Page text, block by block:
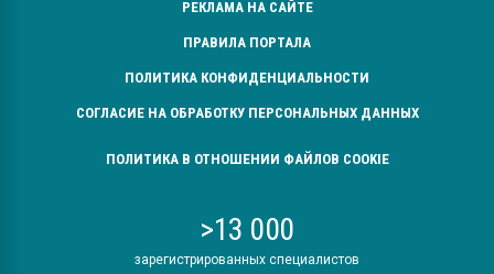
РЕКЛАМА НА САЙТЕ
ПРАВИЛА ПОРТАЛА
ПОЛИТИКА КОНФИДЕНЦИАЛЬНОСТИ
СОГЛАСИЕ НА ОБРАБОТКУ ПЕРСОНАЛЬНЫХ ДАННЫХ
ПОЛИТИКА В ОТНОШЕНИИ ФАЙЛОВ COOKIE
>13 000
зарегистрированных специалистов